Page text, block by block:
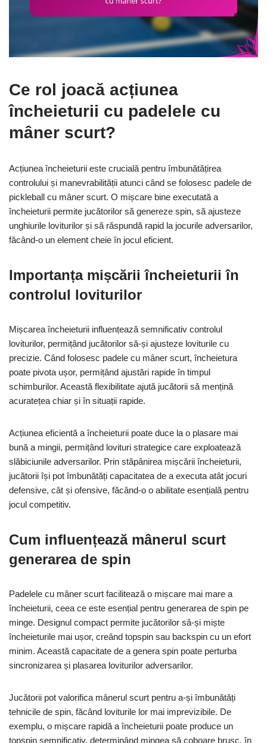
Ce rol joacă acțiunea
încheieturii cu padelele cu
mâner scurt?
Acțiunea încheieturii este crucială pentru îmbunătățirea
controlului și manevrabilității atunci când se folosesc padele de
pickleball cu mâner scurt. O mișcare bine executată a
încheieturii permite jucătorilor să genereze spin, să ajusteze
unghiurile loviturilor și să răspundă rapid la jocurile adversarilor,
făcând-o un element cheie în jocul eficient.
Importanța mișcării încheieturii în
controlul loviturilor
Mișcarea încheieturii influențează semnificativ controlul
loviturilor, permițând jucătorilor să-și ajusteze loviturile cu
precizie. Când folosesc padele cu mâner scurt, încheietura
poate pivota ușor, permițând ajustări rapide în timpul
schimburilor. Această flexibilitate ajută jucătorii să mențină
acuratețea chiar și în situații rapide.
Acțiunea eficientă a încheieturii poate duce la o plasare mai
bună a mingii, permițând lovituri strategice care exploatează
slăbiciunile adversarilor. Prin stăpânirea mișcării încheieturii,
jucătorii își pot îmbunătăți capacitatea de a executa atât jocuri
defensive, cât și ofensive, făcând-o o abilitate esențială pentru
jocul competitiv.
Cum influențează mânerul scurt
generarea de spin
Padelele cu mâner scurt facilitează o mișcare mai mare a
încheieturii, ceea ce este esențial pentru generarea de spin pe
minge. Designul compact permite jucătorilor să-și miște
încheieturile mai ușor, creând topspin sau backspin cu un efort
minim. Această capacitate de a genera spin poate perturba
sincronizarea și plasarea loviturilor adversarilor.
Jucătorii pot valorifica mânerul scurt pentru a-și îmbunătăți
tehnicile de spin, făcând loviturile lor mai imprevizibile. De
exemplu, o mișcare rapidă a încheieturii poate produce un
topspin semnificativ, determinând mingea să coboare brusc, în